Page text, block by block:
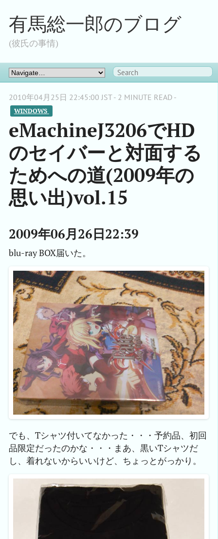
有馬総一郎のブログ
(彼氏の事情)
2010年04月25日 22:45:00 JST - 2 MINUTE READ -
WINDOWS
eMachineJ3206でHD
のセイバーと対面する
ためへの道(2009年の
思い出)vol.15
2009年06月26日22:39
blu-ray BOX届いた。
でも、Tシャツ付いてなかった・・・予約品、初回
品限定だったのかな・・・まあ、黒いTシャツだ
し、着れないからいいけど、ちょっとがっかり。